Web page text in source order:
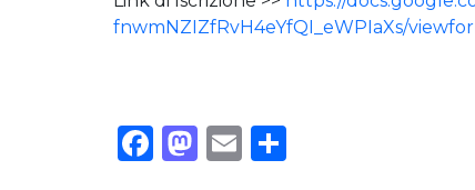
fnwmNZIZfRvH4eYfQI_eWPIaXs/
Facebook
Mastodon
Email